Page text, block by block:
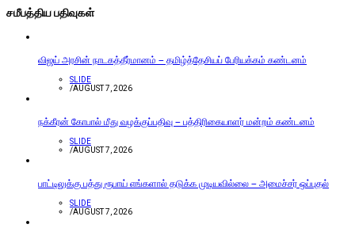
சமீபத்திய பதிவுகள்
விஜய் அரசின் நாடகத்தீர்மானம் – தமிழ்த்தேசியப் பேரியக்கம் கண்டனம்
SLIDE
/AUGUST 7, 2026
நக்கீரன் கோபால் மீது வழக்குப்பதிவு – பத்திரிகையாளர் மன்றம் கண்டனம்
SLIDE
/AUGUST 7, 2026
பாட்டிலுக்கு பத்து ரூபாய் எங்களால் தடுக்க முடியவில்லை – அமைச்சர் ஒப்புதல்
SLIDE
/AUGUST 7, 2026